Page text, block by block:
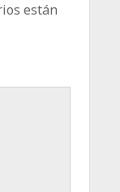
están